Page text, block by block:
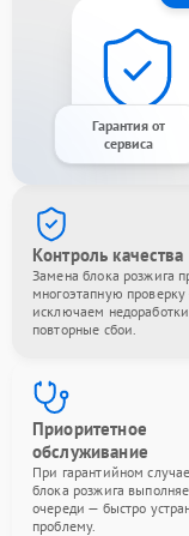
Гарантия от
сервиса
Контроль качества
Замена блока розжига
многоэтапную
исключаем
повторные сбои.
Приоритетное
обслуживание
При гарантийном
блока розжига
очереди — быстро
проблему.